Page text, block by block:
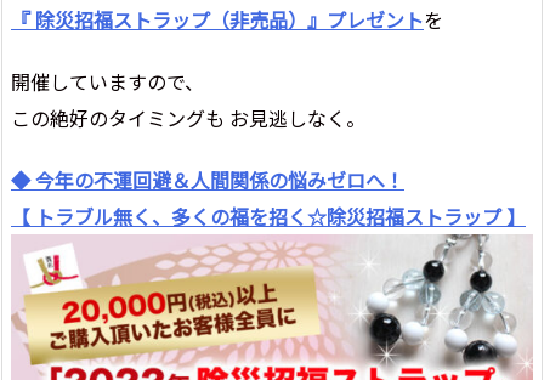
『 除災招福ストラップ（非売品）』プレゼントを
開催していますので、
この絶好のタイミングも お見逃しなく。
◆ 今年の不運回避＆人間関係の悩みゼロへ！
【 トラブル無く、多くの福を招く☆除災招福ストラップ 】